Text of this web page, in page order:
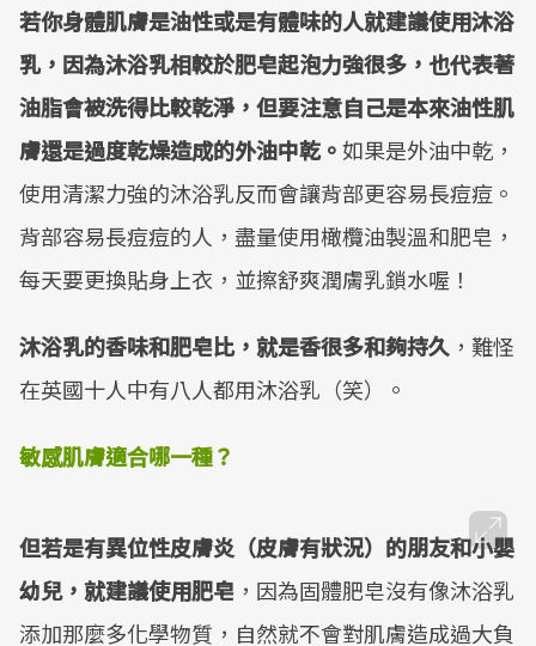
若你身體肌膚是油性或是有體味的人就建議使用沐浴
乳，因為沐浴乳相較於肥皂起泡力強很多，也代表著
油脂會被洗得比較乾淨，但要注意自己是本來油性肌
膚還是過度乾燥造成的外油中乾。如果是外油中乾，
使用清潔力強的沐浴乳反而會讓背部更容易長痘痘。
背部容易長痘痘的人，盡量使用橄欖油製溫和肥皂，
每天要更換貼身上衣，並擦舒爽潤膚乳鎖水喔！
沐浴乳的香味和肥皂比，就是香很多和夠持久 ，難怪
在英國十人中有八人都用沐浴乳（笑）。
敏感肌膚適合哪一種？
但若是有異位性皮膚炎（皮膚有狀況）的朋友和小嬰
幼兒，就建議使用肥皂 ，因為固體肥皂沒有像沐浴乳
添加那麼多化學物質，自然就不會對肌膚造成過大負